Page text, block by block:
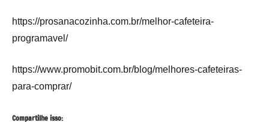
https://prosanacozinha.com.br/melhor-cafeteira-
programavel/
https://www.promobit.com.br/blog/melhores-cafeteiras-
para-comprar/
Compartilhe isso: